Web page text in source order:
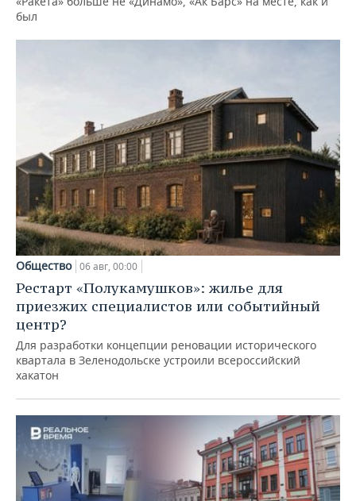
был
Общество 06 авг, 00:00
Рестарт «Полукамушков»: жилье для
приезжих специалистов или событийный
центр?
Для разработки концепции реновации исторического
квартала в Зеленодольске устроили всероссийский
хакатон